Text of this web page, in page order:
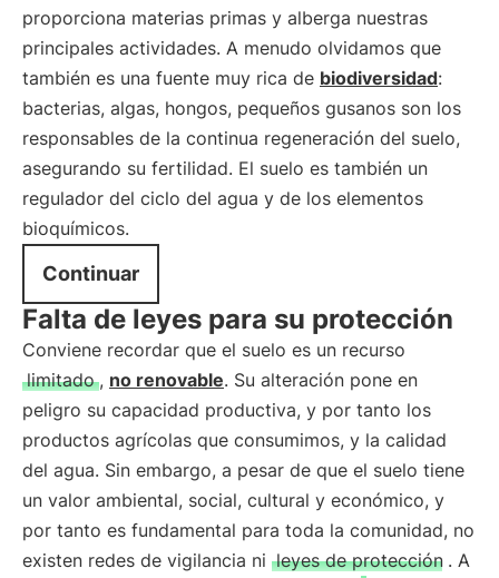
proporciona materias primas y alberga nuestras
principales actividades. A menudo olvidamos que
también es una fuente muy rica de biodiversidad:
bacterias, algas, hongos, pequeños gusanos son los
responsables de la continua regeneración del suelo,
asegurando su fertilidad. El suelo es también un
regulador del ciclo del agua y de los elementos
bioquímicos.
Continuar
Falta de leyes para su protección
Conviene recordar que el suelo es un recurso
limitado , no renovable. Su alteración pone en
peligro su capacidad productiva, y por tanto los
productos agrícolas que consumimos, y la calidad
del agua. Sin embargo, a pesar de que el suelo tiene
un valor ambiental, social, cultural y económico, y
por tanto es fundamental para toda la comunidad, no
existen redes de vigilancia ni leyes de protección . A